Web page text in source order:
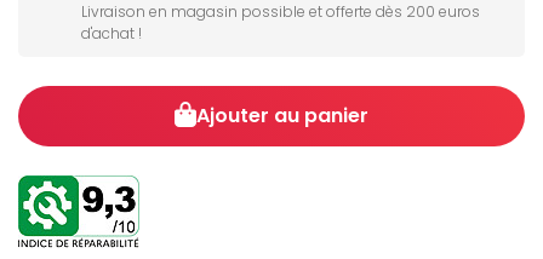
Livraison en magasin possible et offerte dès 200 euros
d'achat !
Ajouter au panier